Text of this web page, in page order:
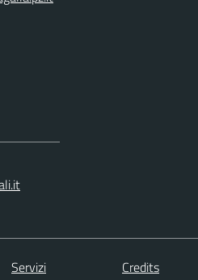
Servizi Credits